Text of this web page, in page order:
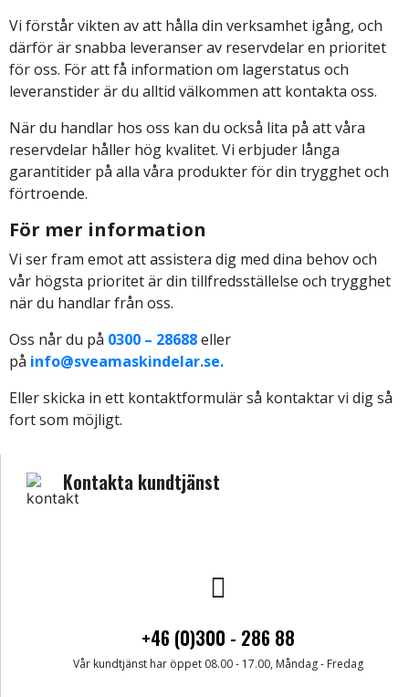
Vi förstår vikten av att hålla din verksamhet igång, och
därför är snabba leveranser av reservdelar en prioritet
för oss. För att få information om lagerstatus och
leveranstider är du alltid välkommen att kontakta oss.
När du handlar hos oss kan du också lita på att våra
reservdelar håller hög kvalitet. Vi erbjuder långa
garantitider på alla våra produkter för din trygghet och
förtroende.
För mer information
Vi ser fram emot att assistera dig med dina behov och
vår högsta prioritet är din tillfredsställelse och trygghet
när du handlar från oss.
Oss når du på 0300 – 28688eller
på info@sveamaskindelar.se.
Eller skicka in ett kontaktformulär så kontaktar vi dig så
fort som möjligt.
Kontakta kundtjänst
+46 (0)300 - 286 88
Vår kundtjänst har öppet 08.00 - 17.00, Måndag - Fredag